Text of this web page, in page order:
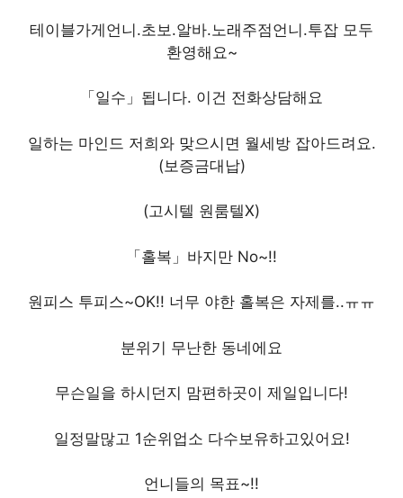
테이블가게언니.초보.알바.노래주점언니.투잡 모두
환영해요~
「일수」됩니다. 이건 전화상담해요
일하는 마인드 저희와 맞으시면 월세방 잡아드려요.
(보증금대납)
(고시텔 원룸텔X)
「홀복」바지만 No~!!
원피스 투피스~OK!! 너무 야한 홀복은 자제를..ㅠㅠ
분위기 무난한 동네에요
무슨일을 하시던지 맘편하곳이 제일입니다!
일정말많고 1순위업소 다수보유하고있어요!
언니들의 목표~!!